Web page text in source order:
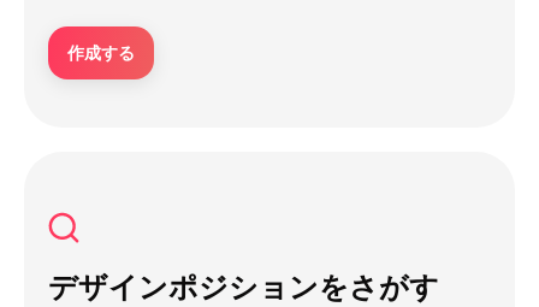
作成する
デザインポジションをさがす